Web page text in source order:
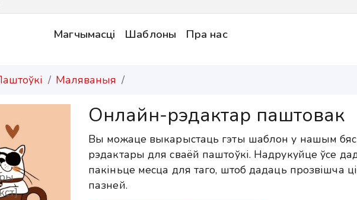
Магчымасці Шаблоны Пра нас
Маляваныя
Онлайн-рэдактар паштовак
Вы можаце выкарыстаць гэты шаблон у нашым
рэдактары для сваёй паштоўкі. Надрукуйце ўсе
пакіньце месца для таго, штоб дадаць прозвішча
пазней.